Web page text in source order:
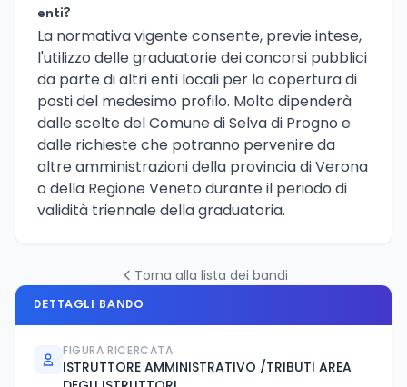
enti?
La normativa vigente consente, previe intese,
l'utilizzo delle graduatorie dei concorsi pubblici
da parte di altri enti locali per la copertura di
posti del medesimo profilo. Molto dipenderà
dalle scelte del Comune di Selva di Progno e
dalle richieste che potranno pervenire da
altre amministrazioni della provincia di Verona
o della Regione Veneto durante il periodo di
validità triennale della graduatoria.
Torna alla lista dei bandi
DETTAGLI BANDO
FIGURA RICERCATA
ISTRUTTORE AMMINISTRATIVO /TRIBUTI AREA